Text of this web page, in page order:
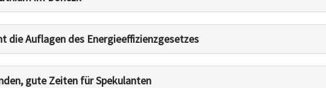
die Auflagen des Energieeffizienzgesetzes
gute Zeiten für Spekulanten